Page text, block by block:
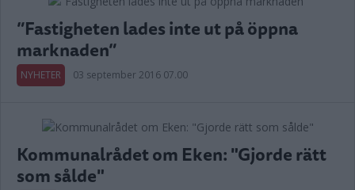
”Fastigheten lades inte ut på öppna
marknaden”
NYHETER 03 september 2016 07.00
Kommunalrådet om Eken: "Gjorde rätt
som sålde"